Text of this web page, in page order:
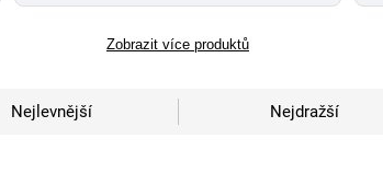
Zobrazit více produktů
Nejlevnější Nejdražší